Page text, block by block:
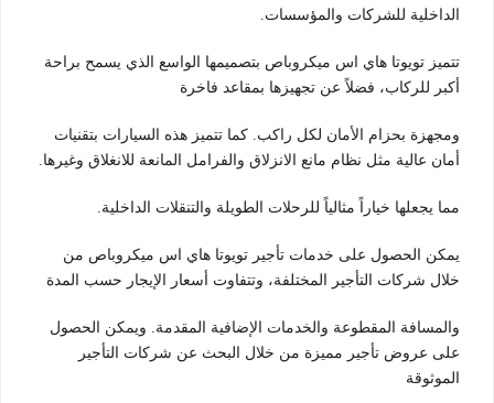
الداخلية للشركات والمؤسسات.
تتميز تويوتا هاي اس ميكروباص بتصميمها الواسع الذي يسمح براحة
أكبر للركاب، فضلاً عن تجهيزها بمقاعد فاخرة
ومجهزة بحزام الأمان لكل راكب. كما تتميز هذه السيارات بتقنيات
أمان عالية مثل نظام مانع الانزلاق والفرامل المانعة للانغلاق وغيرها.
مما يجعلها خياراً مثالياً للرحلات الطويلة والتنقلات الداخلية.
يمكن الحصول على خدمات تأجير تويوتا هاي اس ميكروباص من
خلال شركات التأجير المختلفة، وتتفاوت أسعار الإيجار حسب المدة
والمسافة المقطوعة والخدمات الإضافية المقدمة. ويمكن الحصول
على عروض تأجير مميزة من خلال البحث عن شركات التأجير
الموثوقة